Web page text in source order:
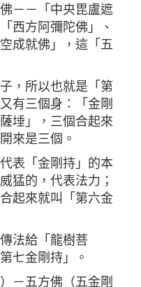
－－「中央毘盧遮
西方阿彌陀佛」、
成就佛」，這「五
，所以也就是「第
有三個身：「金剛
埵」，三個合起來
來是三個。
表「金剛持」的本
猛的，代表法力；
起來就叫「第六金
法給「龍樹菩
七金剛持」。
－五方佛（五金剛